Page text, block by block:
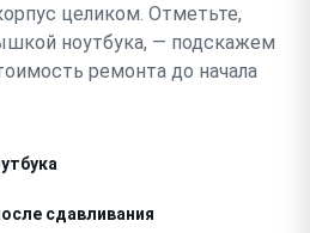
целиком. Отметьте,
ноутбука, — подскажем
ремонта до начала
сдавливания